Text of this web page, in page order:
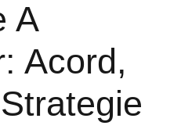
A
Acord,